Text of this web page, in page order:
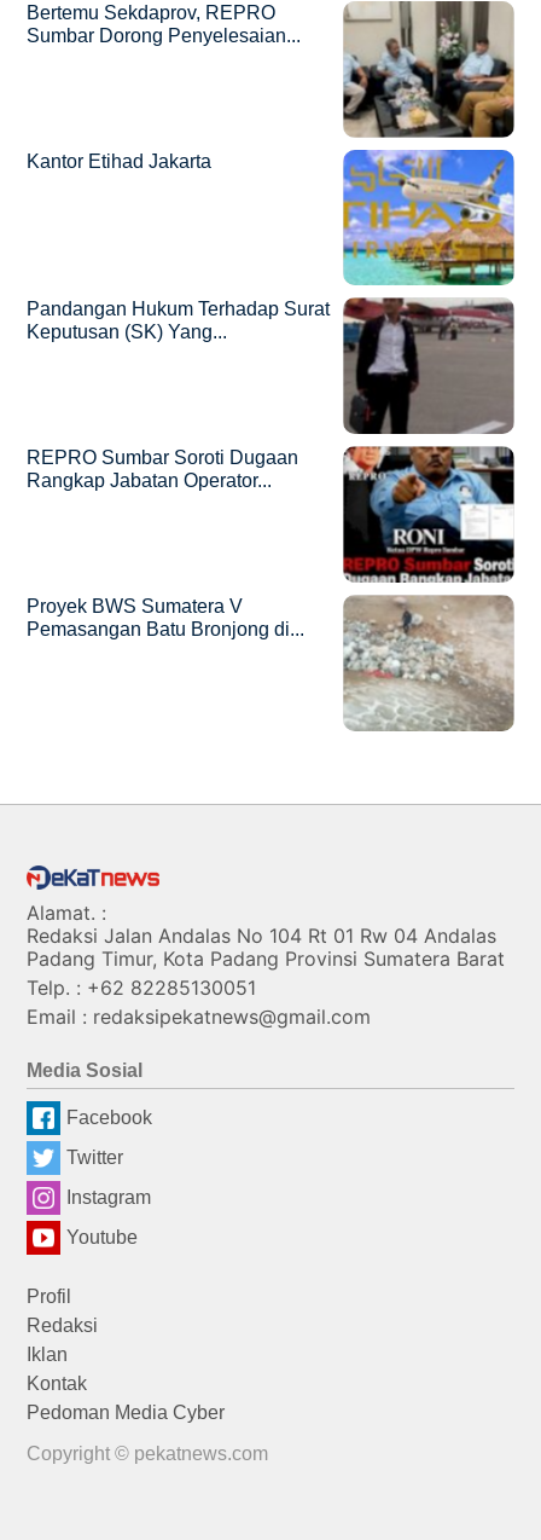
Bertemu Sekdaprov, REPRO
Sumbar Dorong Penyelesaian...
Kantor Etihad Jakarta
Pandangan Hukum Terhadap Surat
Keputusan (SK) Yang...
REPRO Sumbar Soroti Dugaan
Rangkap Jabatan Operator...
Proyek BWS Sumatera V
Pemasangan Batu Bronjong di...
Alamat. :
Redaksi Jalan Andalas No 104 Rt 01 Rw 04 Andalas
Padang Timur, Kota Padang Provinsi Sumatera Barat
Telp. : +62 82285130051
Email : redaksipekatnews@gmail.com
Media Sosial
Facebook
Twitter
Instagram
Youtube
Profil
Redaksi
Iklan
Kontak
Pedoman Media Cyber
Copyright © pekatnews.com